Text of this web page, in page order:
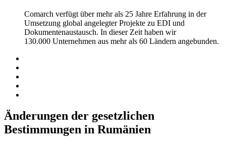
Comarch verfügt über mehr als 25 Jahre Erfahrung in der
Umsetzung global angelegter Projekte zu EDI und
Dokumentenaustausch. In dieser Zeit haben wir
130.000 Unternehmen aus mehr als 60 Ländern angebunden.
Änderungen der gesetzlichen
Bestimmungen in Rumänien